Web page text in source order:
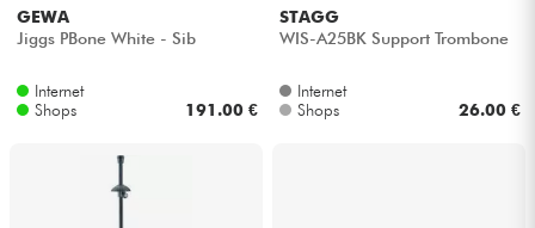
GEWA
Jiggs PBone White - Sib
Internet
Shops
191.00 €
STAGG
WIS-A25BK Support Trombone
Internet
Shops
26.00 €